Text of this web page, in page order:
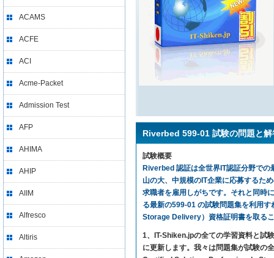
ACAMS
ACFE
ACI
Acme-Packet
Admission Test
AFP
AHIMA
AHIP
AIIM
Alfresco
Altiris
Riverbed 599-01 試験の問題と解
試験概要
Riverbed 認証は全世界IT認証分野で
山の大、中規模のIT企業に応募するた
求職者を雇用しがちです。それと同時
る最新の599-01 の試験問題集を利用
Storage Delivery）資格証明書を取る
1、IT-Shiken.jpの全ての学習資料と試
に更新します。我々は問題集が試験の